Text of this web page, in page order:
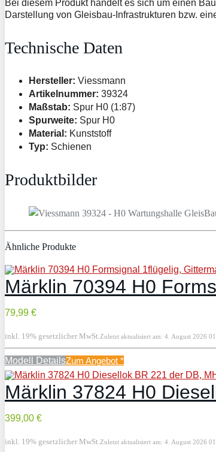
Bei diesem Produkt handelt es sich um einen
Darstellung von Gleisbau-Infrastrukturen bzw.
Technische Daten
Hersteller: Viessmann
Artikelnummer: 39324
Maßstab: Spur H0 (1:87)
Spurweite: Spur H0
Material: Kunststoff
Typ: Schienen
Produktbilder
Ähnliche Produkte
Märklin 70394 H0
79,99 €
inkl. 19% gesetzlicher MwSt.Zuletzt aktualisiert am: 4. August 2026
Modell DetailsZum Angebot *
Märklin 37824 H0
399,00 €
inkl. 19% gesetzlicher MwSt.Zuletzt aktualisiert am: 4. August 2026